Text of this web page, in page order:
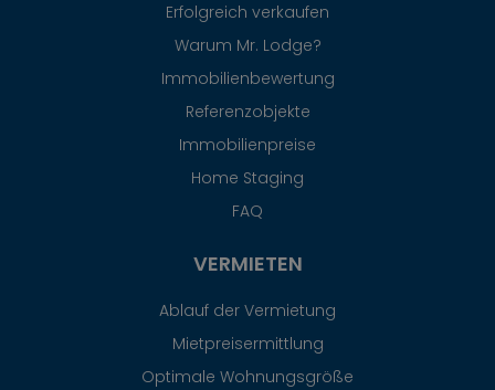
Erfolgreich verkaufen
Warum Mr. Lodge?
Immobilienbewertung
Referenzobjekte
Immobilienpreise
Home Staging
FAQ
VERMIETEN
Ablauf der Vermietung
Mietpreisermittlung
Optimale Wohnungsgröße